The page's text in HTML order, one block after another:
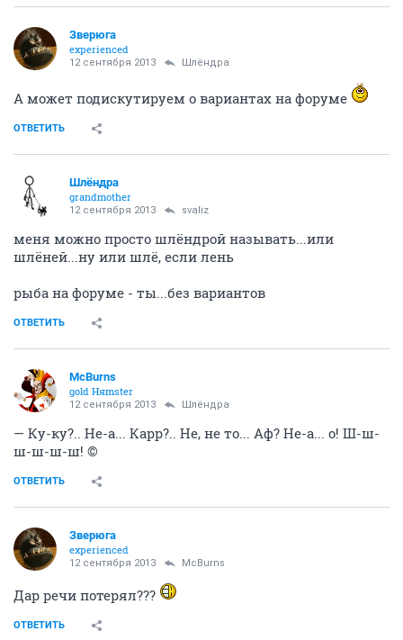
Зверюга
experienced
12 сентября 2013 Шлёндра
А может подискутируем о вариантах на форуме
ОТВЕТИТЬ
Шлёндра
grandmother
12 сентября 2013 svaliz
меня можно просто шлёндрой называть...или
шлёней...ну или шлё, если лень
рыба на форуме - ты...без вариантов
ОТВЕТИТЬ
McBurns
gold Няmster
12 сентября 2013 Шлёндра
— Ку-ку?.. Не-а... Карр?.. Не, не то... Аф? Не-а... о! Ш-ш-
ш-ш-ш-ш! ©
ОТВЕТИТЬ
Зверюга
experienced
12 сентября 2013 McBurns
Дар речи потерял???
ОТВЕТИТЬ